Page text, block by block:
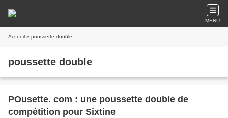
MENU
Accueil » poussette double
poussette double
POusette. com : une poussette double de
compétition pour Sixtine